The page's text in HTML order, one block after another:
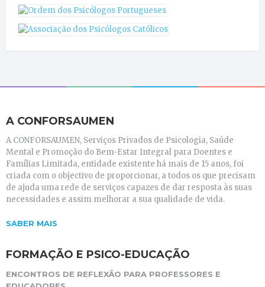
A CONFORSAUMEN
A CONFORSAUMEN, Serviços Privados de Psicologia, Saúde
Mental e Promoção do Bem-Estar Integral para Doentes e
Famílias Limitada, entidade existente há mais de 15 anos, foi
criada com o objectivo de proporcionar, a todos os que precisam
de ajuda uma rede de serviços capazes de dar resposta às suas
necessidades e assim melhorar a sua qualidade de vida.
SABER MAIS
FORMAÇÃO E PSICO-EDUCAÇÃO
ENCONTROS DE REFLEXÃO PARA PROFESSORES E